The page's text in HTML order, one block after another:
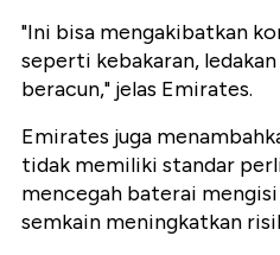
"Ini bisa mengakibatkan
seperti kebakaran,
beracun," jelas Emirates.
Emirates juga
tidak memiliki standar
mencegah baterai
semkain meningkatkan